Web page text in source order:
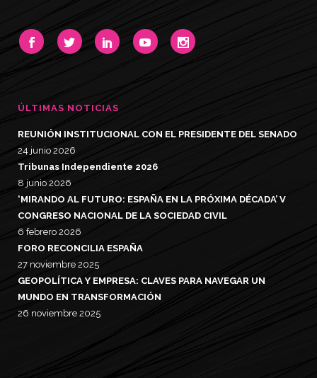
ÚLTIMAS NOTICIAS
REUNIÓN INSTITUCIONAL CON EL PRESIDENTE DEL SENADO
24 junio 2026
Tribunas Independiente 2026
8 junio 2026
‘MIRANDO AL FUTURO: ESPAÑA EN LA PRÓXIMA DÉCADA’ V
CONGRESO NACIONAL DE LA SOCIEDAD CIVIL
6 febrero 2026
FORO RECONCILIA ESPAÑA
27 noviembre 2025
GEOPOLÍTICA Y EMPRESA: CLAVES PARA NAVEGAR UN
MUNDO EN TRANSFORMACIÓN
26 noviembre 2025